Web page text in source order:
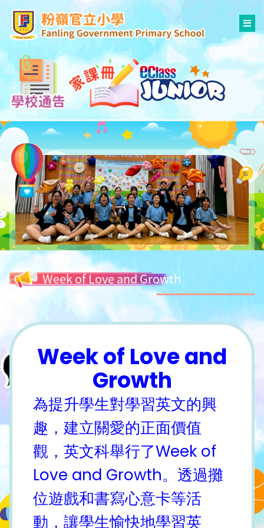
Week of Love and Growth
Week of Love and
Growth
為提升學生對學習英文的興
趣，建立關愛的正面價值
觀，英文科舉行了Week of
Love and Growth。透過攤
位遊戲和書寫心意卡等活
動，讓學生愉快地學習英